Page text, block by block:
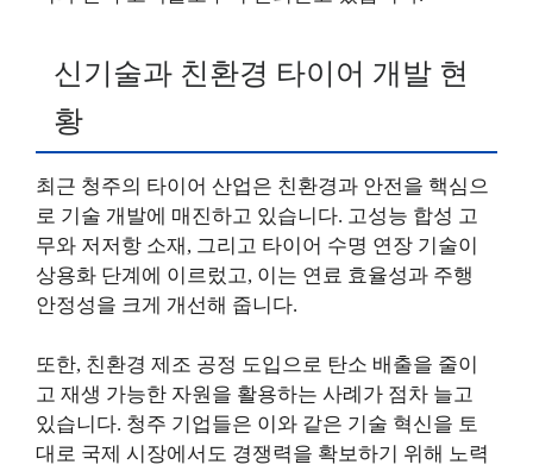
신기술과 친환경 타이어 개발 현
황
최근 청주의 타이어 산업은 친환경과 안전을 핵심으
로 기술 개발에 매진하고 있습니다. 고성능 합성 고
무와 저저항 소재, 그리고 타이어 수명 연장 기술이
상용화 단계에 이르렀고, 이는 연료 효율성과 주행
안정성을 크게 개선해 줍니다.
또한, 친환경 제조 공정 도입으로 탄소 배출을 줄이
고 재생 가능한 자원을 활용하는 사례가 점차 늘고
있습니다. 청주 기업들은 이와 같은 기술 혁신을 토
대로 국제 시장에서도 경쟁력을 확보하기 위해 노력